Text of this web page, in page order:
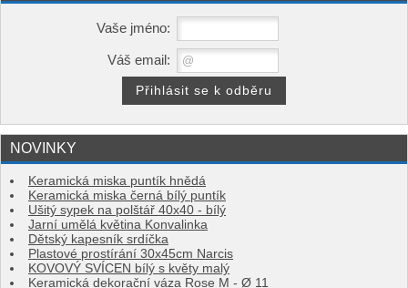
Vaše jméno:
Váš email:
NOVINKY
Keramická miska puntík hnědá
Keramická miska černá bílý puntík
Ušitý sypek na polštář 40x40 - bílý
Jarní umělá květina Konvalinka
Dětský kapesník srdíčka
Plastové prostírání 30x45cm Narcis
KOVOVÝ SVÍCEN bílý s květy malý
Keramická dekorační váza Rose M - Ø 11